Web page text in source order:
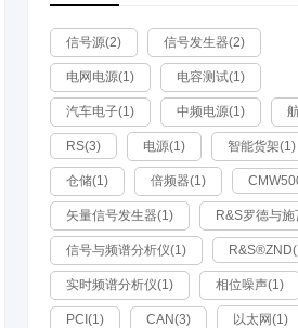
信号源(2) 信号发生器(2)
电网电源(1) 电容测试(1)
汽车电子(1) 中频电源(1)
RS(3) 电源(1) 智能货架(1)
仓储(1) 倍频器(1)
矢量信号发生器(1) R&S罗德与
信号与频谱分析仪(1)
实时频谱分析仪(1) 相位噪声(1)
PCI(1) CAN(3) 以太网(1)